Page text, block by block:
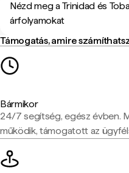
Nézd meg a Trinidad és
árfolyamokat
Támogatás, amire
Bármikor
24/7 segítség, egész évben.
működik, támogatott az